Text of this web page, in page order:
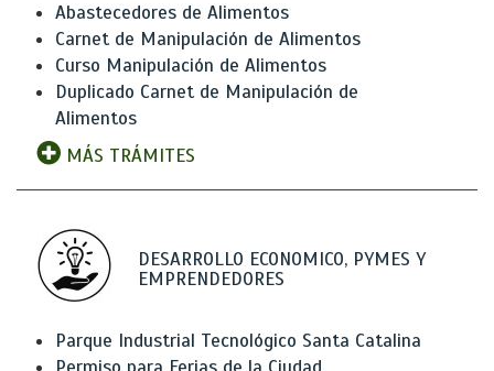
Abastecedores de Alimentos
Carnet de Manipulación de Alimentos
Curso Manipulación de Alimentos
Duplicado Carnet de Manipulación de
Alimentos
MÁS TRÁMITES
DESARROLLO ECONOMICO, PYMES Y
EMPRENDEDORES
Parque Industrial Tecnológico Santa Catalina